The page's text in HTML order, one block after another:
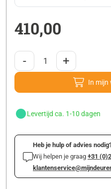
410,00
- +
In mijn
Levertijd ca. 1-10 dagen
Heb je hulp of advies
Wij helpen je graag +31